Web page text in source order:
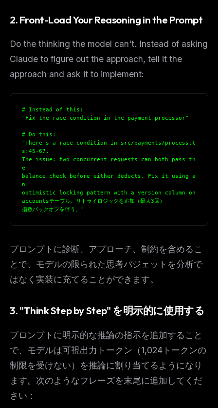
2. Front-Load Your Reasoning in the Prompt
Do the thinking the model can't. Instead of asking
Claude to figure out the approach, tell it the
approach and ask it to implement:
# Instead of this:
"Fix the race condition in the payment processor"
# Do this:
"There's a race condition in src/payments/process.t
s:45-67.
The issue: two concurrent requests can both pass th
e
balance check before either deducts. Fix it using a
n
optimistic locking pattern with a version column on
accountsテーブル。リトライロジックを追加（最大3回）
指数バックオフを伴う。"
プロンプトに診断、アプローチ、制約を含めるこ
とで、モデルの限られた思考バジェットを分析で
はなく実装に充てることができます。
3. "Think Step by Step" を明示的に使用する
プロンプトに明示的な推論の指示を追加すること
で、モデルは可視出力トークン（1,024トークンの
制限を受けない）を推論に割り当てるようになり
ます。次のようなフレーズを末尾に追加してくだ
さい：